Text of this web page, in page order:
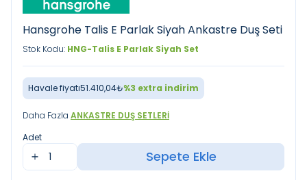
Hansgrohe Talis E Parlak Siyah Ankastre Duş Seti
Stok Kodu: HNG-Talis E Parlak Siyah Set
Havale fiyatı51.410,04₺%3 extra indirim
Daha Fazla ANKASTRE DUŞ SETLERI
Adet
Sepete Ekle